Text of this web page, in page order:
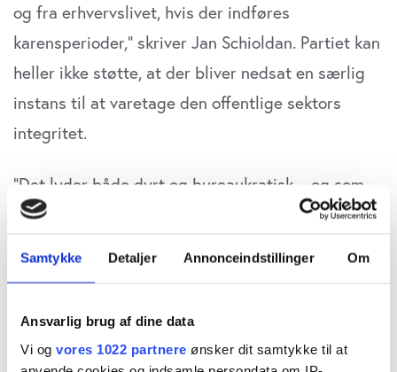
Samtykke Detaljer Annonceindstillinger Om
Ansvarlig brug af dine data
Vi og vores 1022 partnere ønsker dit samtykke til at
og fra erhvervslivet, hvis der indføres
karensperioder,” skriver Jan Schioldan. Partiet kan
heller ikke støtte, at der bliver nedsat en særlig
instans til at varetage den offentlige sektors
integritet.
”Det lyder både dyrt og bureaukratisk – og som
noget, der bliver ”en stat i staten”. Vi tror på, at de
mellemled,” skriver Jan Schioldan, som dog
pointerer, at man bør ”iagttage stor